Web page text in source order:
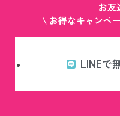
お友
\ お得なキャンペ
LINEで